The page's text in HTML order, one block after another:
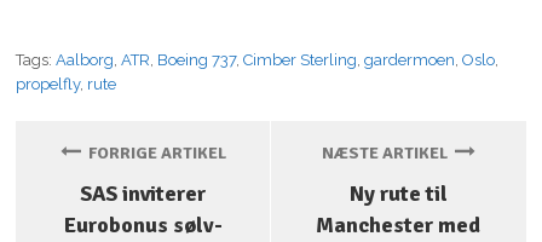
Tags:Aalborg,ATR, Boeing 737,Cimber Sterling,gardermoen,Oslo,
propelfly, rute
FORRIGE ARTIKEL
SAS inviterer
Eurobonus sølv-
NÆSTE ARTIKEL
Ny rute til
Manchester med